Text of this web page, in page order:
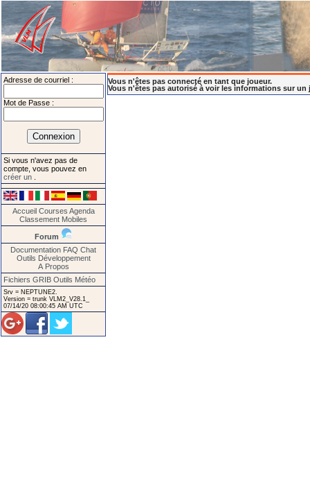
Adresse de courriel :
Mot de Passe :
Si vous n'avez pas de
compte, vous pouvez en
créer un
Accueil Courses Agenda
Classement Mobiles
Forum
Documentation FAQ Chat
Outils Développement
A Propos
Fichiers GRIB Outils Météo
Srv = NEPTUNE2.
Version = trunk VLM2_V28.1_
07/14/20 08:00:45 AM UTC
Vous n'êtes pas connecté en tant que joueur.
Vous n'êtes pas autorisé à voir les informations sur un